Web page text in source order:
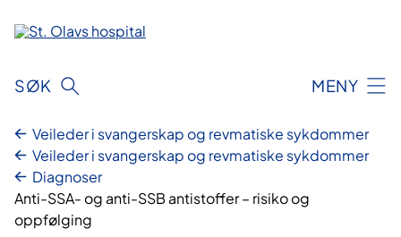
content
SØK MENY
Veileder i svangerskap og revmatiske sykdommer
Veileder i svangerskap og revmatiske sykdommer
Diagnoser
Anti-SSA- og anti-SSB antistoffer – risiko og
oppfølging